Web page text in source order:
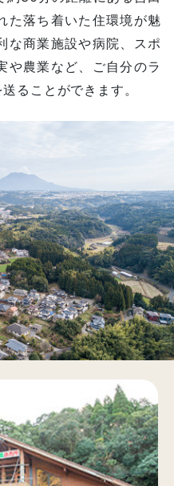
た落ち着いた住環境が魅
な商業施設や病院、スポ
や農業など、ご自分のラ
ることができます。